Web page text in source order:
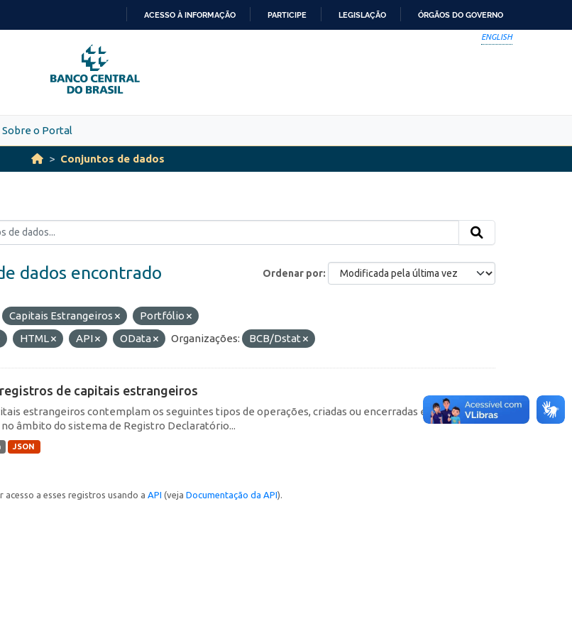
PARA
O
CONTEÚDO
ACESSO À INFORMAÇÃO PARTICIPE LEGISLAÇÃO ÓRGÃOS DO GOVERNO
ENGLISH
Sobre o Portal
Conjuntos de dados
Ordenar por
dados encontrado
Capitais Estrangeiros
Portfólio
HTML API OData Organizações: BCB/Dstat
de capitais estrangeiros
estrangeiros contemplam os seguintes tipos de operações, criadas ou encerradas em cada
âmbito do sistema de Registro Declaratório...
JSON
a esses registros usando a API (veja Documentação da API).